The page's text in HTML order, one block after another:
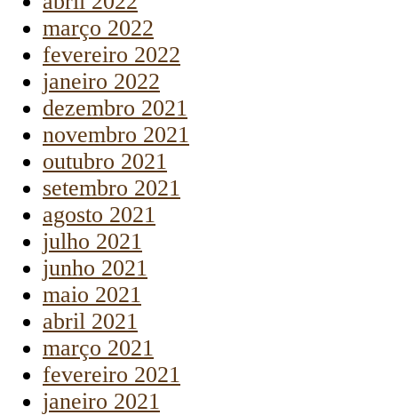
março 2022
fevereiro 2022
janeiro 2022
dezembro 2021
novembro 2021
outubro 2021
setembro 2021
agosto 2021
julho 2021
junho 2021
maio 2021
abril 2021
março 2021
fevereiro 2021
janeiro 2021